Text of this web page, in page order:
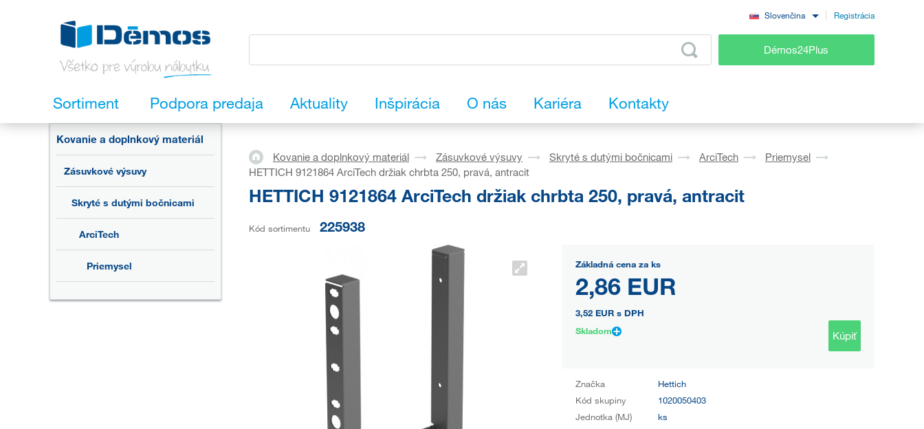
Slovenčina Registrácia
Démos24Plus
Sortiment Podpora predaja Aktuality Inšpirácia O nás Kariéra Kontakty
Kovanie a doplnkový materiál
Zásuvkové výsuvy
Skryté s dutými bočnicami
ArciTech
Priemysel
Kovanie a doplnkový materiál Zásuvkové výsuvy Skryté s dutými bočnicami ArciTech
Priemysel
HETTICH 9121864 ArciTech držiak chrbta 250, pravá, antracit
HETTICH 9121864 ArciTech držiak chrbta 250, pravá, antracit
Kód sortimentu 225938
Základná cena za ks
2,86 EUR
3,52 EUR s DPH
Skladom
Kúpiť
Značka
Hettich
Kód skupiny
1020050403
Jednotka (MJ)
ks